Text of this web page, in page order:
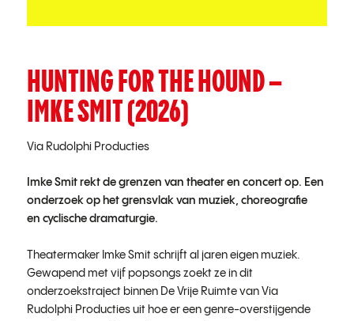
HUNTING FOR THE HOUND –
IMKE SMIT (2026)
Via Rudolphi Producties
Imke Smit rekt de grenzen van theater en concert op. Een
onderzoek op het grensvlak van muziek, choreografie
en cyclische dramaturgie.
Theatermaker Imke Smit schrijft al jaren eigen muziek.
Gewapend met vijf popsongs zoekt ze in dit
onderzoekstraject binnen De Vrije Ruimte van Via
Rudolphi Producties uit hoe er een genre-overstijgende